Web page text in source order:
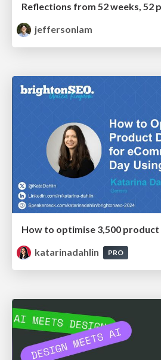
Reflections from 52 weeks, 52
jeffersonlam
katarinadahlin
PRO